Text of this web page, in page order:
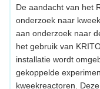
De aandacht van het
onderzoek naar
aan onderzoek naar
het gebruik van
installatie wordt
gekoppelde
kweekreactoren.